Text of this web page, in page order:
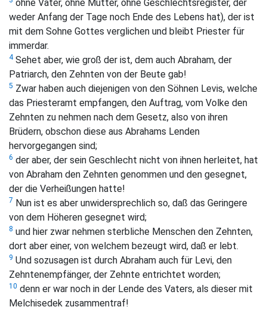
ohne Vater, ohne Mutter, ohne Geschlechtsregister, der
weder Anfang der Tage noch Ende des Lebens hat), der ist
mit dem Sohne Gottes verglichen und bleibt Priester für
immerdar.
4Sehet aber, wie groß der ist, dem auch Abraham, der
Patriarch, den Zehnten von der Beute gab!
5 Zwar haben auch diejenigen von den Söhnen Levis, welche
das Priesteramt empfangen, den Auftrag, vom Volke den
Zehnten zu nehmen nach dem Gesetz, also von ihren
Brüdern, obschon diese aus Abrahams Lenden
hervorgegangen sind;
6 der aber, der sein Geschlecht nicht von ihnen herleitet, hat
von Abraham den Zehnten genommen und den gesegnet,
der die Verheißungen hatte!
7 Nun ist es aber unwidersprechlich so, daß das Geringere
von dem Höheren gesegnet wird;
8 und hier zwar nehmen sterbliche Menschen den Zehnten,
dort aber einer, von welchem bezeugt wird, daß er lebt.
9 Und sozusagen ist durch Abraham auch für Levi, den
Zehntenempfänger, der Zehnte entrichtet worden;
10 denn er war noch in der Lende des Vaters, als dieser mit
Melchisedek zusammentraf!